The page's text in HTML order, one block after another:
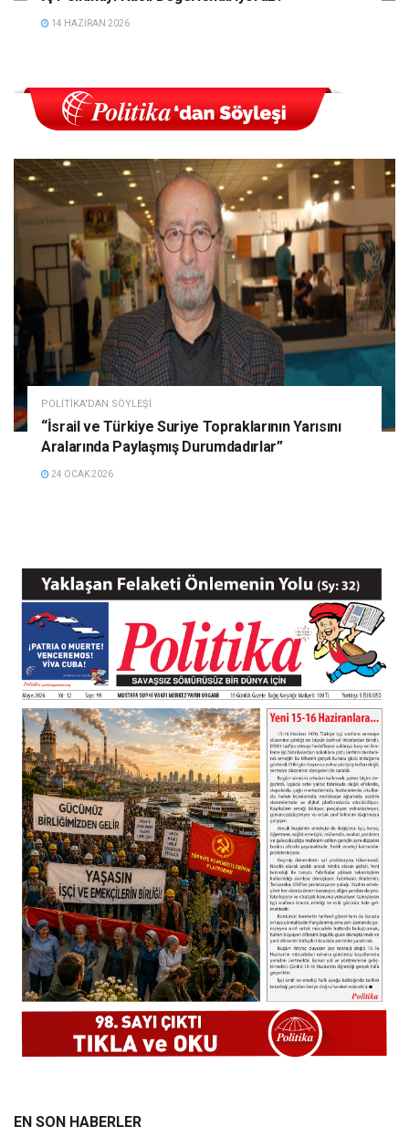
14 HAZIRAN 2026
POLITIKA'DAN SÖYLEŞI
“İsrail ve Türkiye Suriye Topraklarının Yarısını
Aralarında Paylaşmış Durumdadırlar”
24 OCAK 2026
EN SON HABERLER